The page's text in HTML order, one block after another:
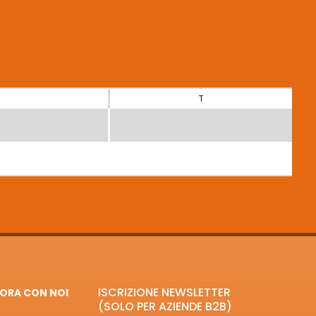
T
CON NOI
ISCRIZIONE NEWSLETTER
(SOLO PER AZIENDE B2B)